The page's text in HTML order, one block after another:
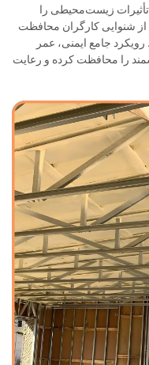
و تأثیرات زیست‌محیطی را
شنوایی کارگران محافظت
جامع ایمنی، عمر
را محافظت کرده و رعایت